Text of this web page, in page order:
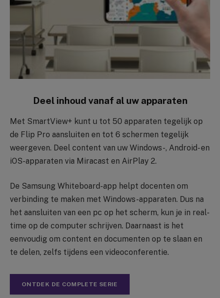
Deel inhoud vanaf al uw apparaten
Met SmartView+ kunt u tot 50 apparaten tegelijk op
de Flip Pro aansluiten en tot 6 schermen tegelijk
weergeven. Deel content van uw Windows-, Android- en
iOS-apparaten via Miracast en AirPlay 2.
De Samsung Whiteboard-app helpt docenten om
verbinding te maken met Windows-apparaten. Dus na
het aansluiten van een pc op het scherm, kun je in real-
time op de computer schrijven. Daarnaast is het
eenvoudig om content en documenten op te slaan en
te delen, zelfs tijdens een videoconferentie.
ONTDEK DE COMPLETE SERIE